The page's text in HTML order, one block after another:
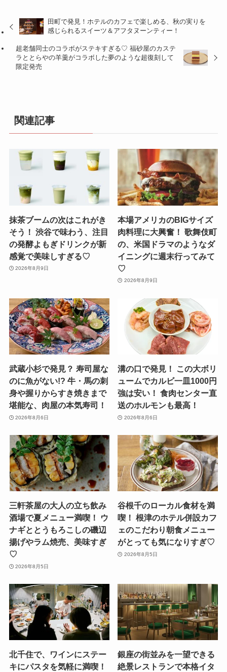
田町で発見！ホテルのカフェで楽しめる、秋の実りを
感じられるスイーツ＆アフタヌーンティー！
超老舗同士のコラボがステキすぎる♡ 福砂屋のカステ
ラととらやの羊羹がコラボした夢のような超復刻して
限定発売
関連記事
抹茶ブームの次はこれがき
そう！ 渋谷で味わう、注目
の発酵よもぎドリンクが新
感覚で美味しすぎる♡
2026年8月9日
本場アメリカのBIGサイズ
肉料理に大興奮！ 歌舞伎町
の、米国ドラマのようなダ
イニングに週末行ってみて
♡
2026年8月9日
武蔵小杉で発見？ 寿司屋な
のに魚がない!? 牛・馬の刺
身や握りからすき焼きまで
堪能な、肉屋の本気寿司！
2026年8月6日
溝の口で発見！ この大ボリ
ュームでカルビ一皿1000円
強は安い！ 食肉センター直
送のホルモンも最高！
2026年8月6日
三軒茶屋の大人の立ち飲み
酒場で夏メニュー満喫！ ウ
ナギととうもろこしの磯辺
揚げやラム焼売、美味すぎ
♡
2026年8月5日
谷根千のローカル食材を満
喫！ 根津のホテル併設カフ
ェのこだわり朝食メニュー
がとっても気になりすぎ♡
2026年8月5日
北千住で、ワインにステー
キにパスタを気軽に満喫！
銀座の街並みを一望できる
絶景レストランで本格イタ